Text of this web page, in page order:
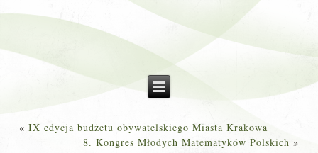
«IX edycja budżetu obywatelskiego Miasta Krakowa
8. Kongres Młodych Matematyków Polskich »